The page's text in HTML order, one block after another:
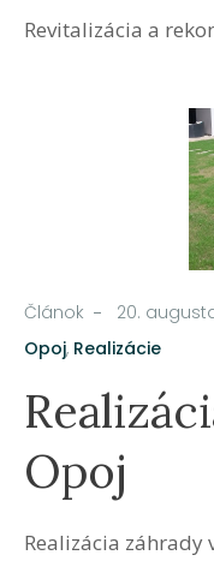
Revitalizácia a
Článok 20.
Opoj, Realizácie
Opoj
Realizácia záhrady